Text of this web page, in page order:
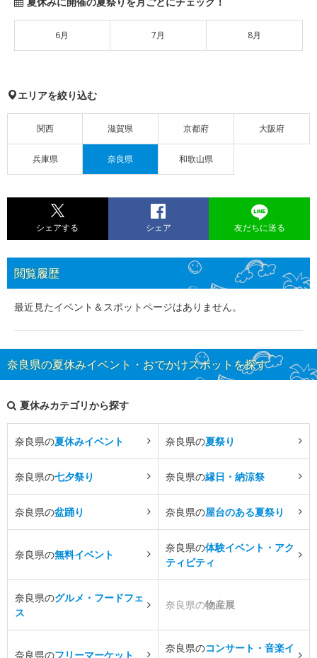
6月 7月 8月
エリアを絞り込む
関西 滋賀県 京都府 大阪府
兵庫県 奈良県 和歌山県
シェアする シェア 友だちに送る
閲覧履歴
最近見たイベント＆スポットページはありません。
奈良県の夏休みイベント・おでかけスポットを探す
夏休みカテゴリから探す
奈良県の夏休みイベント 奈良県の夏祭り
奈良県の七夕祭り 奈良県の縁日・納涼祭
奈良県の盆踊り 奈良県の屋台のある夏祭り
奈良県の無料イベント
奈良県の体験イベント・アク
ティビティ
奈良県のグルメ・フードフェ
ス
奈良県の物産展
奈良県のフリーマーケット
奈良県のコンサート・音楽イ